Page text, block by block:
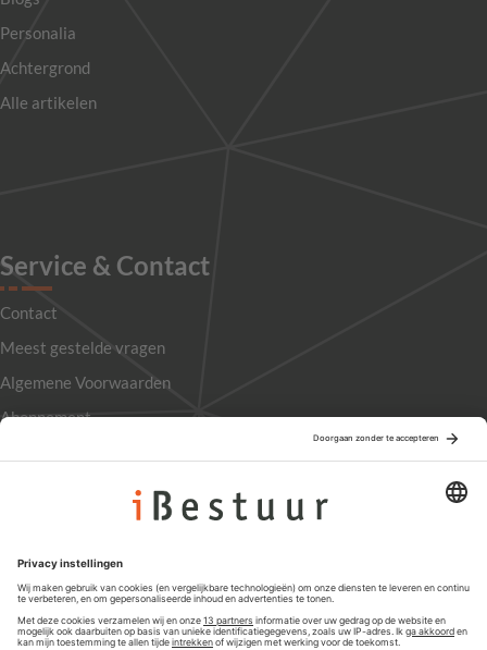
Personalia
Achtergrond
Alle artikelen
Service & Contact
Contact
Meest gestelde vragen
Algemene Voorwaarden
Abonnement
Privacyinstellingen